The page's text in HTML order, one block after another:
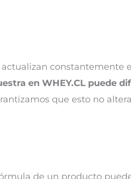
constantemente
en WHEY.CL puede
que esto no
de un producto